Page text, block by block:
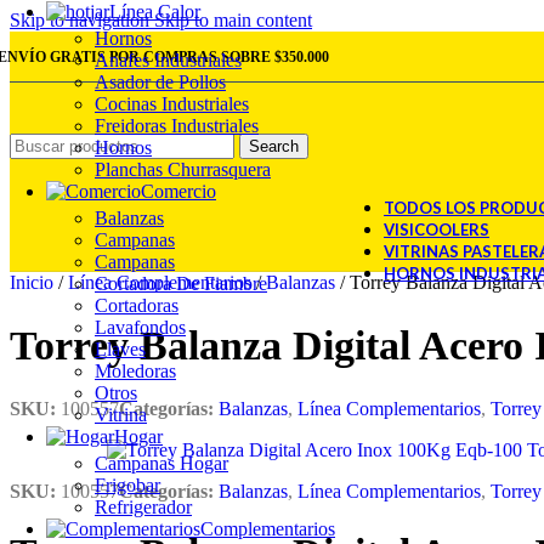
Skip to navigationSkip to main content
GRATIS POR COMPRAS SOBRE $350.000
Search
Línea Calor
Hornos
Anafes Industriales
Asador de Pollos
Cocinas Industriales
Freidoras Industriales
Hornos
Planchas Churrasquera
Comercio
Balanzas
Campanas
Campanas
Cortadora De Fiambre
Cortadoras
Lavafondos
Llaves
Moledoras
Otros
Vitrina
Hogar
Campanas Hogar
Frigobar
Refrigerador
Complementarios
TODOS LOS
VISICOOLERS
VITRINAS
HORNOS
Inicio / Línea Complementarios/ Balanzas / Torrey Balanza Digital
Torrey Balanza Digital Acero
SKU: 100557Categorías: Balanzas, Línea Complementarios, Torrey
SKU: 100557Categorías: Balanzas, Línea Complementarios, Torrey